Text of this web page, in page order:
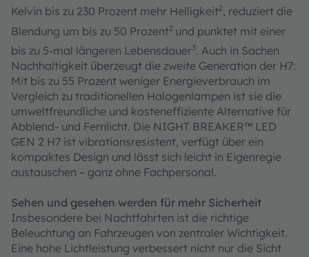
Kelvin bis zu 230 Prozent mehr Helligkeit2, reduziert die
Blendung um bis zu 50 Prozent2 und punktet mit einer
bis zu 5-mal längeren Lebensdauer3. Auch in Sachen
Nachhaltigkeit überzeugt die zweite Generation der H7:
Mit bis zu 55 Prozent weniger Energieverbrauch im
Vergleich zu traditionellen Halogenlampen ist sie die
umweltfreundliche und kosteneffiziente Alternative für
Abblend- und Fernlicht. Die NIGHT BREAKER™ LED
GEN 2 H7 ist vibrationsresistent, verfügt über ein
kompaktes Design und lässt sich leicht in Eigenregie
austauschen – ganz ohne Fachpersonal.
Sehen und gesehen werden für mehr Sicherheit
Insbesondere bei Nachtfahrten ist die richtige
Beleuchtung an Fahrzeugen von zentraler Wichtigkeit.
Eine hohe Lichtleistung verbessert nicht nur die Sicht